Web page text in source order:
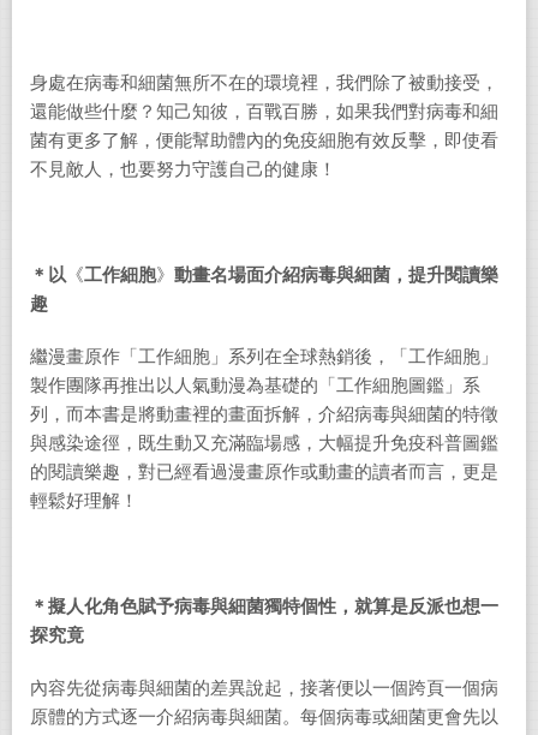
身處在病毒和細菌無所不在的環境裡，我們除了被動接受，
還能做些什麼？知己知彼，百戰百勝，如果我們對病毒和細
菌有更多了解，便能幫助體內的免疫細胞有效反擊，即使看
不見敵人，也要努力守護自己的健康！
＊ 以 《工作細胞》 動畫名場面介紹病毒與細菌，提升閱讀樂
趣
繼漫畫原作「工作細胞」系列在全球熱銷後，「工作細胞」
製作團隊再推出以人氣動漫為基礎的「工作細胞圖鑑」系
列，而本書是將動畫裡的畫面拆解，介紹病毒與細菌的特徵
與感染途徑，既生動又充滿臨場感，大幅提升免疫科普圖鑑
的閱讀樂趣，對已經看過漫畫原作或動畫的讀者而言，更是
輕鬆好理解！
＊擬人化角色賦予病毒與細菌獨特個性，就算是反派也想一
探究竟
內容先從病毒與細菌的差異說起，接著便以一個跨頁一個病
原體的方式逐一介紹病毒與細菌。每個病毒或細菌更會先以